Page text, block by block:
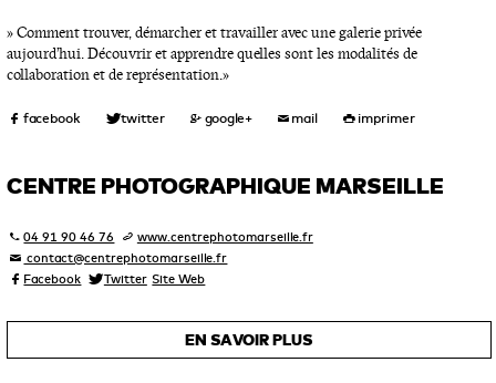
» Comment trouver, démarcher et travailler avec une galerie privée
aujourd’hui. Découvrir et apprendre quelles sont les modalités de
collaboration et de représentation. »
CENTRE PHOTOGRAPHIQUE MARSEILLE
04 91 90 46 76
www.centrephotomarseille.fr
contact@centrephotomarseille.fr
Facebook
Twitter Site Web
EN SAVOIR PLUS